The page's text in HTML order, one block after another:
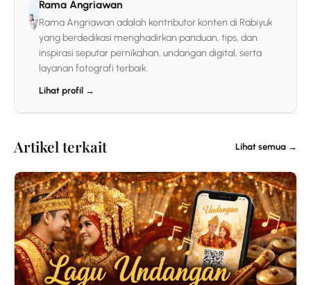
Rama Angriawan
Rama Angriawan adalah kontributor konten di Rabiyuk
yang berdedikasi menghadirkan panduan, tips, dan
inspirasi seputar pernikahan, undangan digital, serta
layanan fotografi terbaik.
Lihat profil →
Artikel terkait Lihat semua →